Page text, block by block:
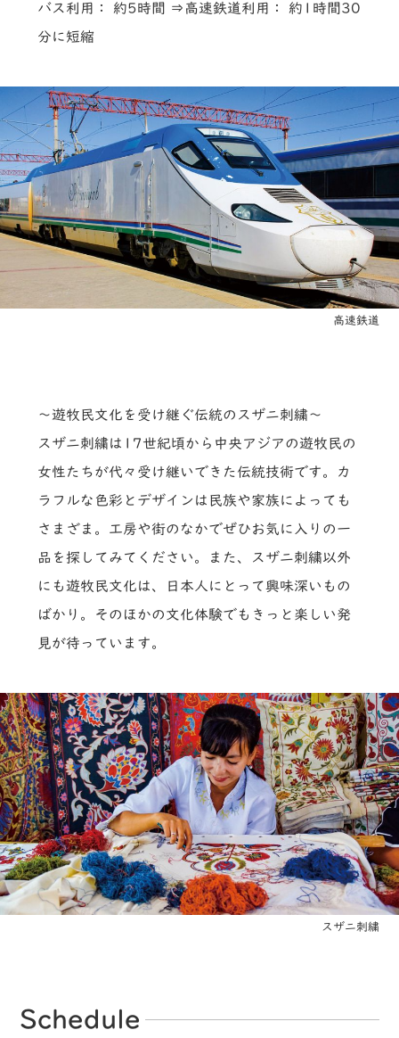
バス利用： 約5時間 ⇒高速鉄道利用： 約1時間30
分に短縮
高速鉄道
～遊牧民文化を受け継ぐ伝統のスザニ刺繍～
スザニ刺繍は17世紀頃から中央アジアの遊牧民の
女性たちが代々受け継いできた伝統技術です。カ
ラフルな色彩とデザインは民族や家族によっても
さまざま。工房や街のなかでぜひお気に入りの一
品を探してみてください。また、スザニ刺繍以外
にも遊牧民文化は、日本人にとって興味深いもの
ばかり。そのほかの文化体験でもきっと楽しい発
見が待っています。
スザニ刺繍
Schedule